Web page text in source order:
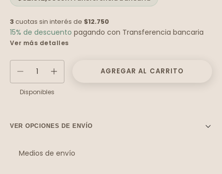
3 cuotas sin interés de $12.750
15% de descuento pagando con Transferencia bancaria
Ver más detalles
Disponibles
VER OPCIONES DE ENVÍO
Entregas para el CP:
Medios de envío